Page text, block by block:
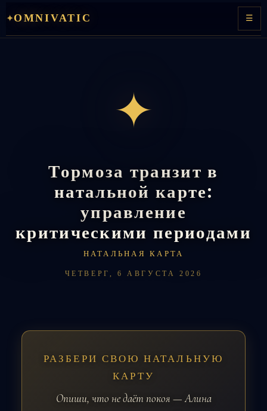
содержимому
✦OMNIVATIC ☰
✦
Тормоза транзит в
натальной карте:
управление
критическими периодами
НАТАЛЬНАЯ КАРТА
ЧЕТВЕРГ, 6 АВГУСТА 2026
РАЗБЕРИ СВОЮ НАТАЛЬНУЮ
КАРТУ
Опиши, что не даёт покоя — Алина